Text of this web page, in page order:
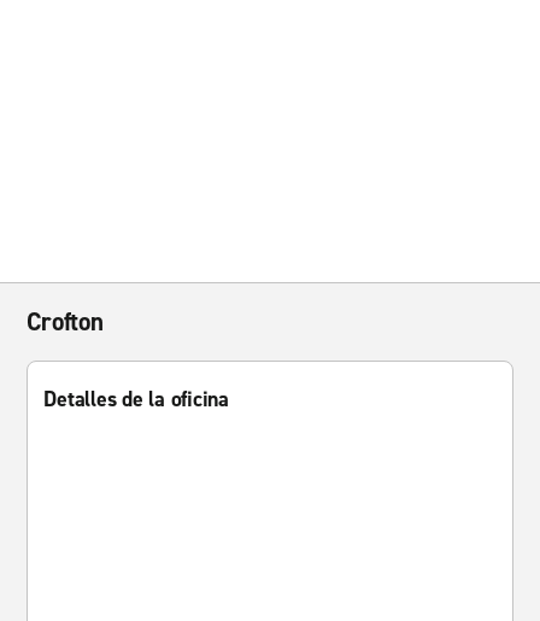
Crofton
Detalles de la oficina